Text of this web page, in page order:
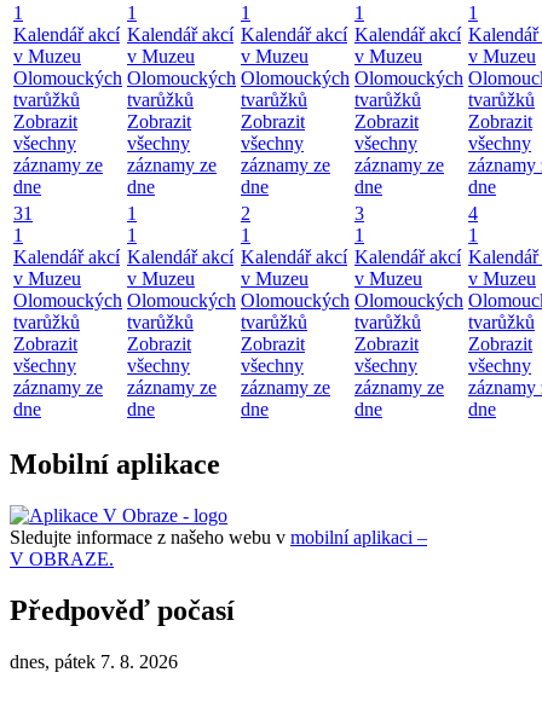
1
Kalendář akcí
v Muzeu
Olomouckých
tvarůžků
Zobrazit
všechny
záznamy ze
dne
1
Kalendář akcí
v Muzeu
Olomouckých
tvarůžků
Zobrazit
všechny
záznamy ze
dne
1
Kalendář akcí
v Muzeu
Olomouckých
tvarůžků
Zobrazit
všechny
záznamy ze
dne
1
Kalendář akcí
v Muzeu
Olomouckých
tvarůžků
Zobrazit
všechny
záznamy ze
dne
1
v Muzeu
tvarůžků
Zobrazit
všechny
záznamy
dne
31
1
Kalendář akcí
v Muzeu
Olomouckých
tvarůžků
Zobrazit
všechny
záznamy ze
dne
1
1
Kalendář akcí
v Muzeu
Olomouckých
tvarůžků
Zobrazit
všechny
záznamy ze
dne
2
1
Kalendář akcí
v Muzeu
Olomouckých
tvarůžků
Zobrazit
všechny
záznamy ze
dne
3
1
Kalendář akcí
v Muzeu
Olomouckých
tvarůžků
Zobrazit
všechny
záznamy ze
dne
4
1
v Muzeu
tvarůžků
Zobrazit
všechny
záznamy
dne
Mobilní aplikace
Sledujte informace z našeho webu v mobilní aplikaci –
V OBRAZE.
Předpověď počasí
dnes, pátek 7. 8. 2026